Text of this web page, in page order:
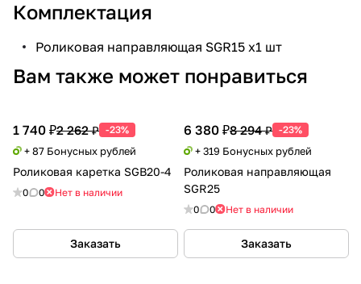
Комплектация
Роликовая направляющая SGR15 х1 шт
Вам также может понравиться
1 740 ₽2 262 ₽ -23%
+ 87 Бонусных рублей
Роликовая каретка SGB20-4
0 0 Нет в наличии
Заказать
6 380 ₽8 294 ₽ -23%
+ 319 Бонусных рублей
Роликовая направляющая
SGR25
0 0 Нет в наличии
Заказать